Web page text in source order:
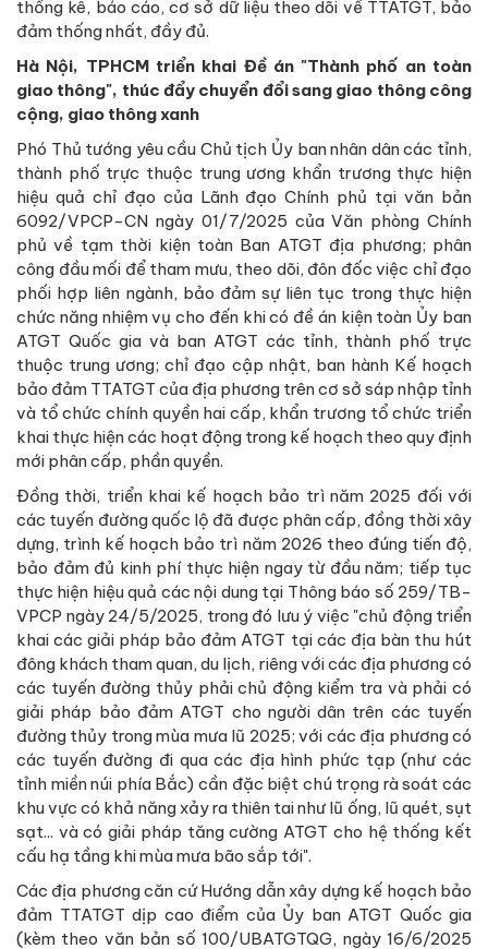
thống kê, báo cáo, cơ sở dữ liệu theo dõi về TTATGT, bảo
đảm thống nhất, đầy đủ.
Hà Nội, TPHCM triển khai Đề án "Thành phố an toàn
giao thông", thúc đẩy chuyển đổi sang giao thông công
cộng, giao thông xanh
Phó Thủ tướng yêu cầu Chủ tịch Ủy ban nhân dân các tỉnh,
thành phố trực thuộc trung ương khẩn trương thực hiện
hiệu quả chỉ đạo của Lãnh đạo Chính phủ tại văn bản
6092/VPCP-CN ngày 01/7/2025 của Văn phòng Chính
phủ về tạm thời kiện toàn Ban ATGT địa phương; phân
công đầu mối để tham mưu, theo dõi, đôn đốc việc chỉ đạo
phối hợp liên ngành, bảo đảm sự liên tục trong thực hiện
chức năng nhiệm vụ cho đến khi có đề án kiện toàn Ủy ban
ATGT Quốc gia và ban ATGT các tỉnh, thành phố trực
thuộc trung ương; chỉ đạo cập nhật, ban hành Kế hoạch
bảo đảm TTATGT của địa phương trên cơ sở sáp nhập tỉnh
và tổ chức chính quyền hai cấp, khẩn trương tổ chức triển
khai thực hiện các hoạt động trong kế hoạch theo quy định
mới phân cấp, phần quyền.
Đồng thời, triển khai kế hoạch bảo trì năm 2025 đối với
các tuyến đường quốc lộ đã được phân cấp, đồng thời xây
dựng, trình kế hoạch bảo trì năm 2026 theo đúng tiến độ,
bảo đảm đủ kinh phí thực hiện ngay từ đầu năm; tiếp tục
thực hiện hiệu quả các nội dung tại Thông báo số 259/TB-
VPCP ngày 24/5/2025, trong đó lưu ý việc "chủ động triển
khai các giải pháp bảo đảm ATGT tại các địa bàn thu hút
đông khách tham quan, du lịch, riêng với các địa phương có
các tuyến đường thủy phải chủ động kiểm tra và phải có
giải pháp bảo đảm ATGT cho người dân trên các tuyến
đường thủy trong mùa mưa lũ 2025; với các địa phương có
các tuyến đường đi qua các địa hình phức tạp (như các
tỉnh miền núi phía Bắc) cần đặc biệt chú trọng rà soát các
khu vực có khả năng xảy ra thiên tai như lũ ống, lũ quét, sụt
sạt... và có giải pháp tăng cường ATGT cho hệ thống kết
cấu hạ tầng khi mùa mưa bão sắp tới".
Các địa phương căn cứ Hướng dẫn xây dựng kế hoạch bảo
đảm TTATGT dịp cao điểm của Ủy ban ATGT Quốc gia
(kèm theo văn bản số 100/UBATGTQG, ngày 16/6/2025